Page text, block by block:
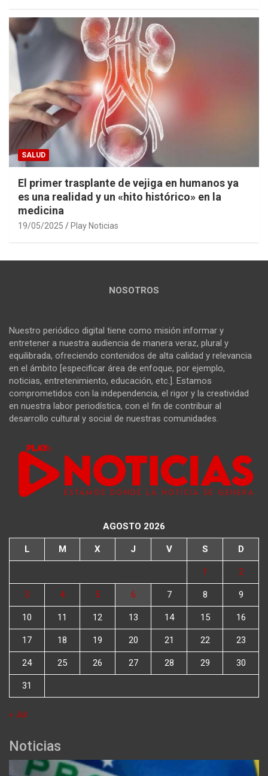
SALUD
El primer trasplante de vejiga en humanos ya
es una realidad y un «hito histórico» en la
medicina
19/05/2025 Play Noticias
NOSOTROS
Nuestro periódico digital tiene como misión informar y
entretener a nuestra audiencia de manera veraz, plural y
equilibrada, ofreciendo contenidos de alta calidad y relevancia
en el ámbito [especificar área de enfoque, por ejemplo,
noticias, entretenimiento, educación, etc.]. Estamos
comprometidos con la independencia, el rigor y la creatividad
en nuestra labor periodística, con el fin de contribuir al
desarrollo cultural y social de nuestras comunidades.
AGOSTO 2026
L M X J V S D
1 2
3 4 5 6 7 8 9
10 11 12 13 14 15 16
17 18 19 20 21 22 23
24 25 26 27 28 29 30
31
« Jul
Noticias